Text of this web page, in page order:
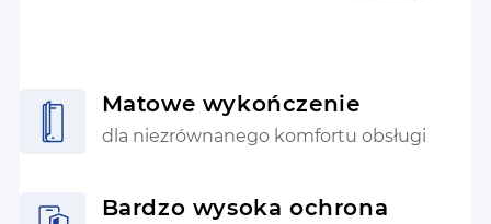
Matowe wykończenie
dla niezrównanego komfortu obsługi
Bardzo wysoka ochrona